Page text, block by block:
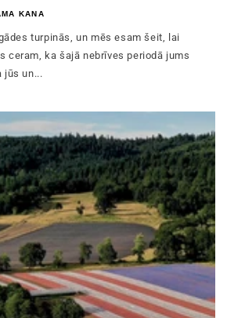
KANA
turpinās, un mēs esam šeit, lai
ceram, ka šajā nebrīves periodā jums
jūs un...